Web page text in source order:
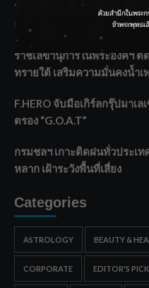
‘แมน การิน’ แชร์ความเชื่อช
ลาโลกนี้ ให้ใส่บาตรสิ่งนั้นไว้
ราชเลขานุการในพระองค์ฯ
ทรายใต้ เสริมความมั่นคงน้ำเ
F.HERO จับมือเกิร์ลกรุ๊ปมาเ
ตรอง “G.O.A.T”
กรมชลฯ เกาะติดฝนทั่วประเ
หลาก เฝ้าระวังพื้นที่เสี่ยง
Categories
ASTROLOGY BEAUTY &
CORPORATE EDITOR'S